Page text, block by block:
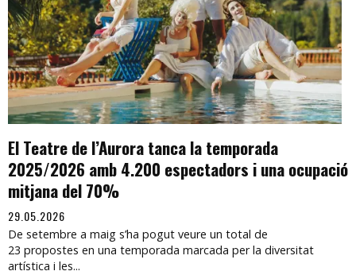
El Teatre de l’Aurora tanca la temporada
2025/2026 amb 4.200 espectadors i una ocupació
mitjana del 70%
29.05.2026
De setembre a maig s’ha pogut veure un total de
23 propostes en una temporada marcada per la diversitat
artística i les...